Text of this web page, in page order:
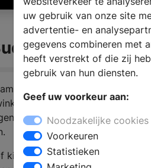
en zoekt u een sanitair
staat een ervaren team
die de laatste
voor aparte onderdelen
uw gebruik van onze site
advertentie- en
gegevens combineren met
heeft verstrekt of die zij
gebruik van hun diensten.
Geef uw voorkeur aan:
Noodzakelijke cookies
Voorkeuren
Statistieken